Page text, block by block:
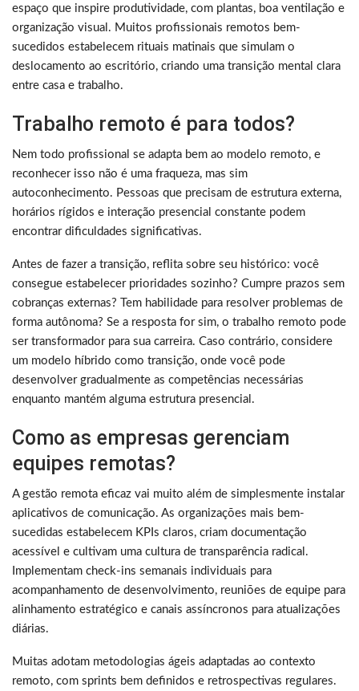
espaço que inspire produtividade, com plantas, boa ventilação e
organização visual. Muitos profissionais remotos bem-
sucedidos estabelecem rituais matinais que simulam o
deslocamento ao escritório, criando uma transição mental clara
entre casa e trabalho.
Trabalho remoto é para todos?
Nem todo profissional se adapta bem ao modelo remoto, e
reconhecer isso não é uma fraqueza, mas sim
autoconhecimento. Pessoas que precisam de estrutura externa,
horários rígidos e interação presencial constante podem
encontrar dificuldades significativas.
Antes de fazer a transição, reflita sobre seu histórico: você
consegue estabelecer prioridades sozinho? Cumpre prazos sem
cobranças externas? Tem habilidade para resolver problemas de
forma autônoma? Se a resposta for sim, o trabalho remoto pode
ser transformador para sua carreira. Caso contrário, considere
um modelo híbrido como transição, onde você pode
desenvolver gradualmente as competências necessárias
enquanto mantém alguma estrutura presencial.
Como as empresas gerenciam
equipes remotas?
A gestão remota eficaz vai muito além de simplesmente instalar
aplicativos de comunicação. As organizações mais bem-
sucedidas estabelecem KPIs claros, criam documentação
acessível e cultivam uma cultura de transparência radical.
Implementam check-ins semanais individuais para
acompanhamento de desenvolvimento, reuniões de equipe para
alinhamento estratégico e canais assíncronos para atualizações
diárias.
Muitas adotam metodologias ágeis adaptadas ao contexto
remoto, com sprints bem definidos e retrospectivas regulares.